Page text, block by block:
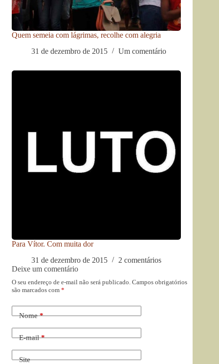
Quem semeia com lágrimas, recolhe com alegria
31 de dezembro de 2015
Um comentário
Para Vítor. Com muita dor
31 de dezembro de 2015
2 comentários
Deixe um comentário
O seu endereço de e-mail não será publicado. Campos obrigatórios
são marcados com *
Nome*
E-mail*
Site